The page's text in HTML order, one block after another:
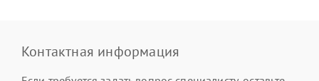
Контактная информация